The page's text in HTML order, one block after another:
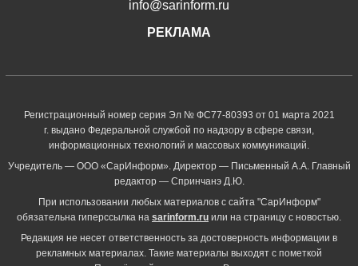
info@sarinform.ru
РЕКЛАМА
Регистрационный номер серия Эл № ФС77-80393 от 01 марта 2021
г. выдано Федеральной службой по надзору в сфере связи,
информационных технологий и массовых коммуникаций.
Учредитель — ООО «СарИнформ». Директор — Письменный А.А. Главный
редактор — Спринчанэ Д.Ю.
При использовании любых материалов с сайта "СарИнформ"
обязательна гиперссылка на sarinform.ru или на страницу с новостью.
Редакция не несет ответственность за достоверность информации в
рекламных материалах. Такие материалы выходят с пометкой